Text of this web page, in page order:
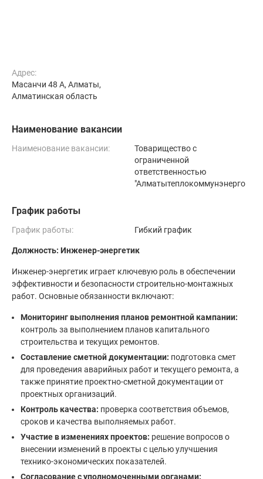
Адрес:
Масанчи 48 А, Алматы,
Алматинская область
Наименование вакансии
Наименование вакансии:
Товарищество с
ограниченной
ответственностью
"Алматытеплокоммунэнерго
График работы
График работы: Гибкий график
Должность: Инженер-энергетик
Инженер-энергетик играет ключевую роль в обеспечении
эффективности и безопасности строительно-монтажных
работ. Основные обязанности включают:
Мониторинг выполнения планов ремонтной кампании:
контроль за выполнением планов капитального
строительства и текущих ремонтов.
Составление сметной документации: подготовка смет
для проведения аварийных работ и текущего ремонта, а
также принятие проектно-сметной документации от
проектных организаций.
Контроль качества: проверка соответствия объемов,
сроков и качества выполняемых работ.
Участие в изменениях проектов: решение вопросов о
внесении изменений в проекты с целью улучшения
технико-экономических показателей.
Согласование с уполномоченными органами: